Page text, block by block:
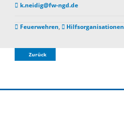
k.neidig@fw-ngd.de
Feuerwehren, Hilfsorganisationen
Zurück